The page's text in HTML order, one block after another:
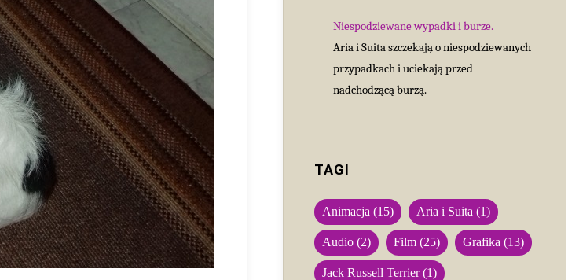
Niespodziewane wypadki i burze.
Aria i Suita szczekają o niespodziewanych
przypadkach i uciekają przed
nadchodzącą burzą.
TAGI
Animacja (15) Aria i Suita (1)
Audio (2) Film (25) Grafika (13)
Jack Russell Terrier(1)